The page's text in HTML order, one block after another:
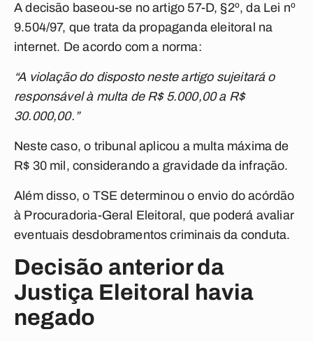
A decisão baseou-se no artigo 57-D, §2º, da Lei nº
9.504/97, que trata da propaganda eleitoral na
internet. De acordo com a norma:
“A violação do disposto neste artigo sujeitará o
responsável à multa de R$ 5.000,00 a R$
30.000,00.”
Neste caso, o tribunal aplicou a multa máxima de
R$ 30 mil, considerando a gravidade da infração.
Além disso, o TSE determinou o envio do acórdão
à Procuradoria-Geral Eleitoral, que poderá avaliar
eventuais desdobramentos criminais da conduta.
Decisão anterior da
Justiça Eleitoral havia
negado